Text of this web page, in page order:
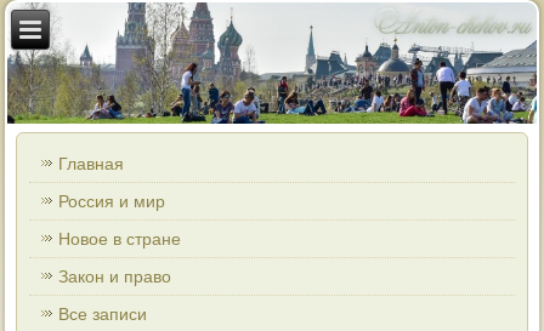
Главная
Россия и мир
Новое в стране
Закон и право
Все записи